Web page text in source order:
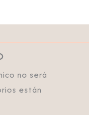
no será
están